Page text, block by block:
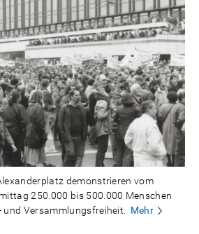
demonstrieren vom
250.000 bis 500.000 Menschen
und Versammlungsfreiheit. Mehr